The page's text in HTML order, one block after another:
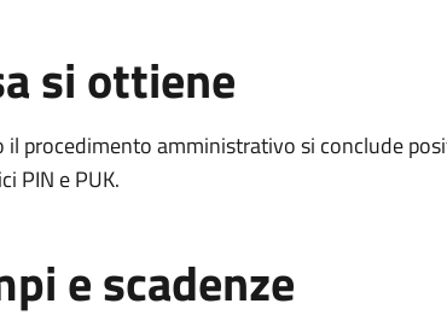
si ottiene
il procedimento amministrativo si conclude
PIN e PUK.
e scadenze